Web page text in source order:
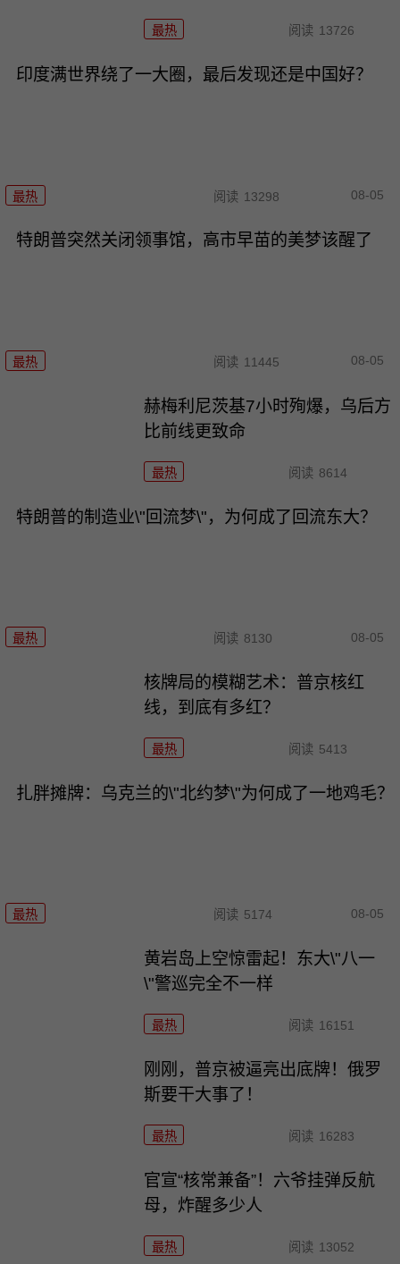
最热 阅读 13726
印度满世界绕了一大圈，最后发现还是中国好？
最热 阅读 13298 08-05
特朗普突然关闭领事馆，高市早苗的美梦该醒了
最热 阅读 11445 08-05
赫梅利尼茨基7小时殉爆，乌后方
比前线更致命
最热 阅读 8614
特朗普的制造业\"回流梦\"，为何成了回流东大？
最热 阅读 8130 08-05
核牌局的模糊艺术：普京核红
线，到底有多红？
最热 阅读 5413
扎胖摊牌：乌克兰的\"北约梦\"为何成了一地鸡毛？
最热 阅读 5174 08-05
黄岩岛上空惊雷起！东大\"八一
\"警巡完全不一样
最热 阅读 16151
刚刚，普京被逼亮出底牌！俄罗
斯要干大事了！
最热 阅读 16283
官宣“核常兼备”！六爷挂弹反航
母，炸醒多少人
最热 阅读 13052